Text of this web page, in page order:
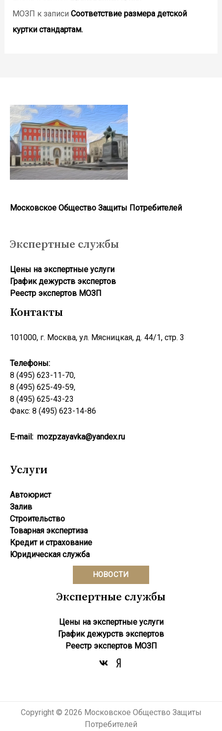
МОЗП к записи Соответствие размера детской
куртки стандартам.
Московское Общество Защиты Потребителей
Экспертные службы
Цены на экспертные услуги
График дежурств экспертов
Реестр экcпертов МОЗП
Контакты
101000, г. Москва, ул. Мясницкая, д. 44/1, стр. 3
Телефоны:
8 (495) 623-11-70,
8 (495) 625-49-59,
8 (495) 625-43-23
Факс: 8 (495) 623-14-86
E-mail: mozpzayavka@yandex.ru
Услуги
Автоюрист
Залив
Строительство
Товарная экспертиза
Кредит и страхование
Юридическая служба
НОВОСТИ
Экспертные службы
Цены на экспертные услуги
График дежурств экспертов
Реестр экcпертов МОЗП
Copyright © 2026 Московское Общество Защиты
Потребителей